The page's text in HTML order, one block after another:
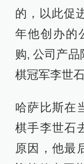
的，以此促
年他创办的
购, 公司产
棋冠军李世
哈萨比斯在
棋手李世石
原因，他最